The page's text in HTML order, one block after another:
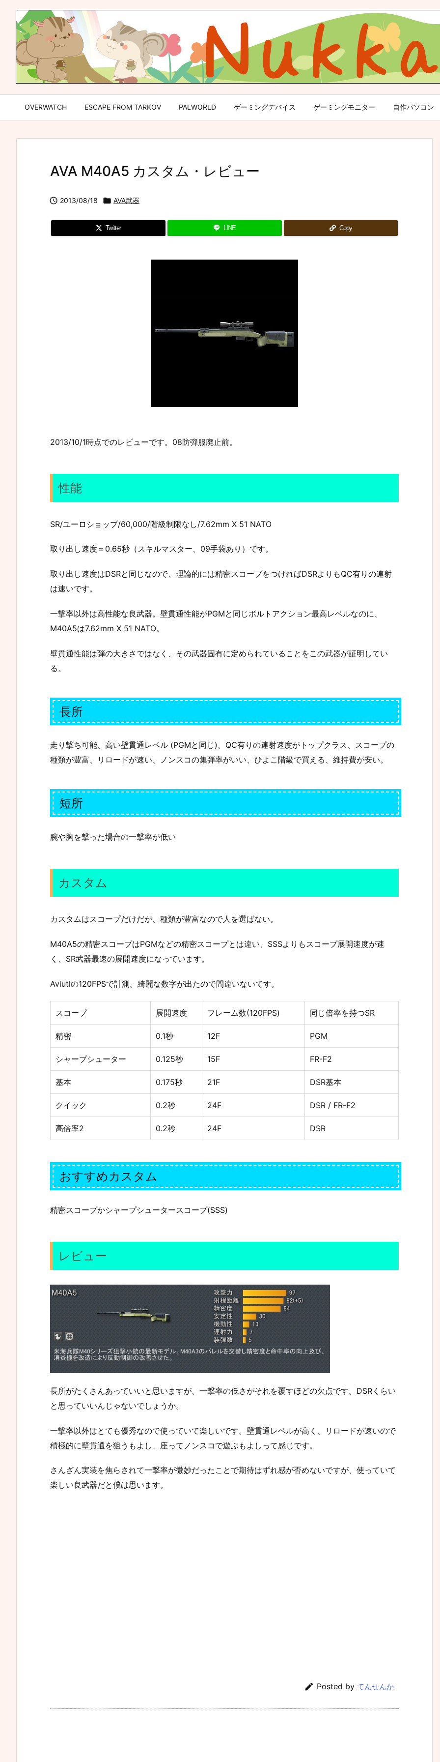
OVERWATCH ESCAPE FROM TARKOV PALWORLD ゲーミングデバイス ゲーミングモニター 自作パソコン
AVA M40A5 カスタム・レビュー
 2013/08/18  AVA武器
Twitter LINE Copy
2013/10/1時点でのレビューです。08防弾服廃止前。
性能
SR/ユーロショップ/60,000/階級制限なし/7.62mm X 51 NATO
取り出し速度＝0.65秒（スキルマスター、09手袋あり）です。
取り出し速度はDSRと同じなので、理論的には精密スコープをつければDSRよりもQC有りの連射
は速いです。
一撃率以外は高性能な良武器。壁貫通性能がPGMと同じボルトアクション最高レベルなのに、
M40A5は7.62mm X 51 NATO。
壁貫通性能は弾の大きさではなく、その武器固有に定められていることをこの武器が証明してい
る。
長所
走り撃ち可能、高い壁貫通レベル (PGMと同じ)、QC有りの連射速度がトップクラス、スコープの
種類が豊富、リロードが速い、ノンスコの集弾率がいい、ひよこ階級で買える、維持費が安い。
短所
腕や胸を撃った場合の一撃率が低い
カスタム
カスタムはスコープだけだが、種類が豊富なので人を選ばない。
M40A5の精密スコープはPGMなどの精密スコープとは違い、SSSよりもスコープ展開速度が速
く、SR武器最速の展開速度になっています。
Aviutlの120FPSで計測。綺麗な数字が出たので間違いないです。
スコープ 展開速度 フレーム数(120FPS) 同じ倍率を持つSR
精密 0.1秒 12F PGM
シャープシューター 0.125秒 15F FR-F2
基本 0.175秒 21F DSR基本
クイック 0.2秒 24F DSR / FR-F2
高倍率2 0.2秒 24F DSR
おすすめカスタム
精密スコープかシャープシュータースコープ(SSS)
レビュー
長所がたくさんあっていいと思いますが、一撃率の低さがそれを覆すほどの欠点です。DSRくらい
と思っていいんじゃないでしょうか。
一撃率以外はとても優秀なので使っていて楽しいです。壁貫通レベルが高く、リロードが速いので
積極的に壁貫通を狙うもよし、座ってノンスコで遊ぶもよしって感じです。
さんざん実装を焦らされて一撃率が微妙だったことで期待はずれ感が否めないですが、使っていて
楽しい良武器だと僕は思います。
 Posted by てんせんか